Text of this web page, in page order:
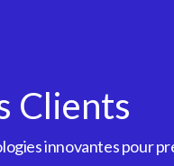
Clients
innovantes pour